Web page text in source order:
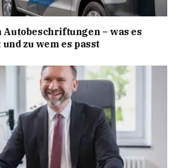
Autobeschriftungen – was es
zu wem es passt